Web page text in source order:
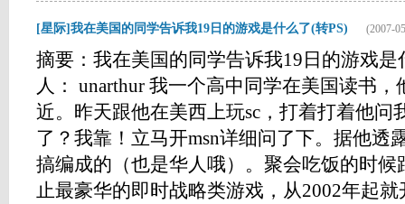
[星际]我在美国的同学告诉我19日的游戏是什么了(转PS) (2007-
摘要：我在美国的同学告诉我19日的游戏
人： unarthur 我一个高中同学在美国读书
近。昨天跟他在美西上玩sc，打着打着他问
了？我靠！立马开msn详细问了下。据他透
搞编成的（也是华人哦）。聚会吃饭的时候
止最豪华的即时战略类游戏，从2002年起